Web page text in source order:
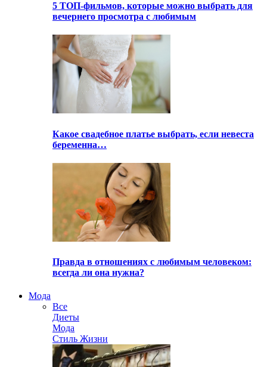
5 ТОП-фильмов, которые можно выбрать для
вечернего просмотра с любимым
Какое свадебное платье выбрать, если невеста
беременна…
Правда в отношениях с любимым человеком:
всегда ли она нужна?
Мода
Все
Диеты
Мода
Стиль Жизни